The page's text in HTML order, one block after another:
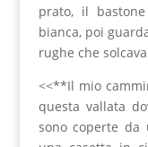
prato, il
bianca, poi
rughe che
<<**Il mio
questa vallata
sono coperte